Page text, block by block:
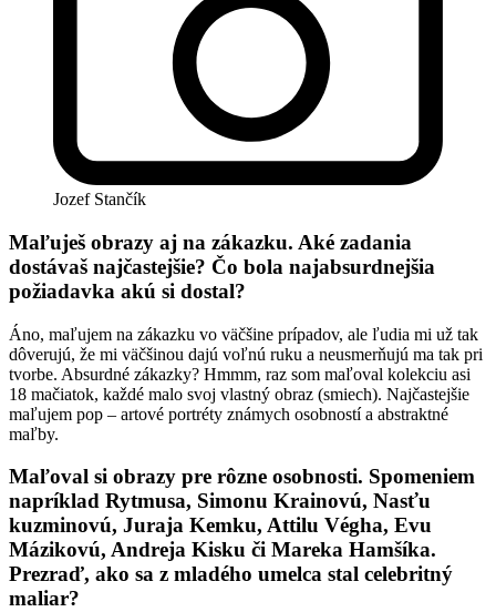
Jozef Stančík
Maľuješ obrazy aj na zákazku. Aké zadania
dostávaš najčastejšie? Čo bola najabsurdnejšia
požiadavka akú si dostal?
Áno, maľujem na zákazku vo väčšine prípadov, ale ľudia mi už tak
dôverujú, že mi väčšinou dajú voľnú ruku a neusmerňujú ma tak pri
tvorbe. Absurdné zákazky? Hmmm, raz som maľoval kolekciu asi
18 mačiatok, každé malo svoj vlastný obraz (smiech). Najčastejšie
maľujem pop – artové portréty známych osobností a abstraktné
maľby.
Maľoval si obrazy pre rôzne osobnosti. Spomeniem
napríklad Rytmusa, Simonu Krainovú, Nasťu
kuzminovú, Juraja Kemku, Attilu Végha, Evu
Mázikovú, Andreja Kisku či Mareka Hamšíka.
Prezraď, ako sa z mladého umelca stal celebritný
maliar?